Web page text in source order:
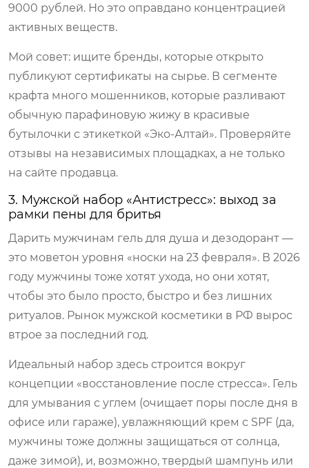
9000 рублей. Но это оправдано концентрацией
активных веществ.
Мой совет: ищите бренды, которые открыто
публикуют сертификаты на сырье. В сегменте
крафта много мошенников, которые разливают
обычную парафиновую жижу в красивые
бутылочки с этикеткой «Эко-Алтай». Проверяйте
отзывы на независимых площадках, а не только
на сайте продавца.
3. Мужской набор «Антистресс»: выход за
рамки пены для бритья
Дарить мужчинам гель для душа и дезодорант —
это моветон уровня «носки на 23 февраля». В 2026
году мужчины тоже хотят ухода, но они хотят,
чтобы это было просто, быстро и без лишних
ритуалов. Рынок мужской косметики в РФ вырос
втрое за последний год.
Идеальный набор здесь строится вокруг
концепции «восстановление после стресса». Гель
для умывания с углем (очищает поры после дня в
офисе или гараже), увлажняющий крем с SPF (да,
мужчины тоже должны защищаться от солнца,
даже зимой), и, возможно, твердый шампунь или